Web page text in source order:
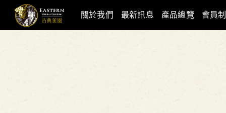
關於我們 最新訊息 產品總覽 會員